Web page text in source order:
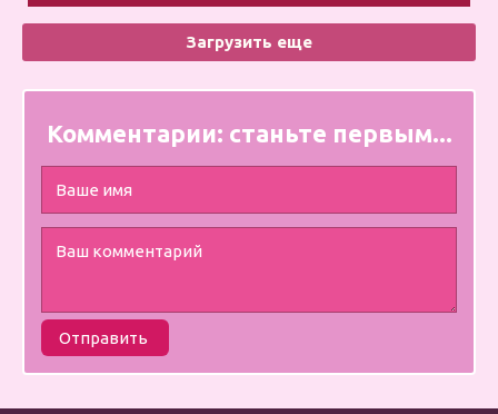
Загрузить еще
Комментарии: станьте первым...
Отправить